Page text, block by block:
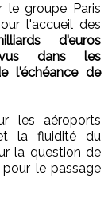
le groupe Paris
l'accueil des
d'euros
dans les
l'échéance de
les aéroports
la fluidité du
la question de
le passage